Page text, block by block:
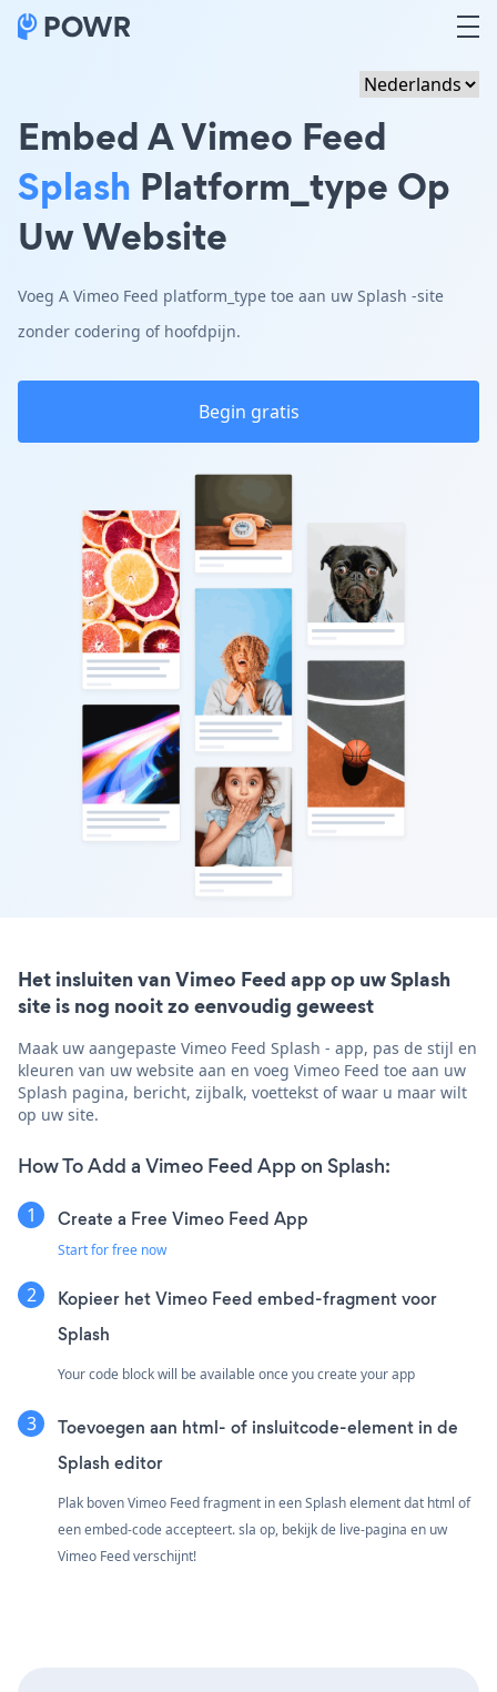
Embed A Vimeo Feed
Splash Platform_type Op
Uw Website
Voeg A Vimeo Feed platform_type toe aan uw Splash -site
zonder codering of hoofdpijn.
Begin gratis
Het insluiten van Vimeo Feed app op uw Splash
site is nog nooit zo eenvoudig geweest
Maak uw aangepaste Vimeo Feed Splash - app, pas de stijl en
kleuren van uw website aan en voeg Vimeo Feed toe aan uw
Splash pagina, bericht, zijbalk, voettekst of waar u maar wilt
op uw site.
How To Add a Vimeo Feed App on Splash:
Create a Free Vimeo Feed App
Start for free now
Kopieer het Vimeo Feed embed-fragment voor
Splash
Your code block will be available once you create your app
Toevoegen aan html- of insluitcode-element in de
Splash editor
Plak boven Vimeo Feed fragment in een Splash element dat html of
een embed-code accepteert. sla op, bekijk de live-pagina en uw
Vimeo Feed verschijnt!